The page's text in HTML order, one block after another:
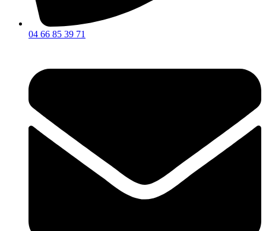
04 66 85 39 71